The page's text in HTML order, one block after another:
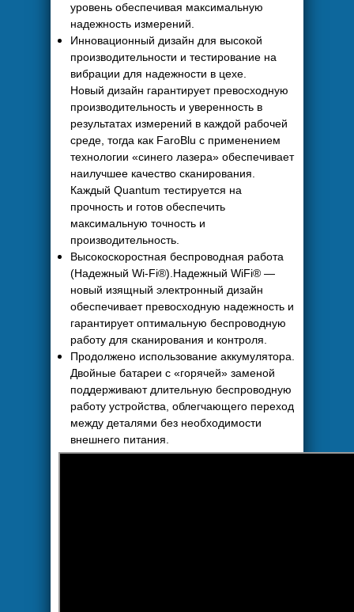
уровень обеспечивая максимальную
надежность измерений.
Инновационный дизайн для высокой
производительности и тестирование на
вибрации для надежности в цехе.
Новый дизайн гарантирует превосходную
производительность и уверенность в
результатах измерений в каждой рабочей
среде, тогда как FaroBlu с применением
технологии «синего лазера» обеспечивает
наилучшее качество сканирования.
Каждый Quantum тестируется на
прочность и готов обеспечить
максимальную точность и
производительность.
Высокоскоростная беспроводная работа
(Надежный Wi-Fi®).Надежный WiFi® —
новый изящный электронный дизайн
обеспечивает превосходную надежность и
гарантирует оптимальную беспроводную
работу для сканирования и контроля.
Продолжено использование аккумулятора.
Двойные батареи с «горячей» заменой
поддерживают длительную беспроводную
работу устройства, облегчающего переход
между деталями без необходимости
внешнего питания.